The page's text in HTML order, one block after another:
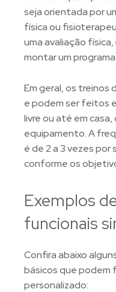
seja orientada por
física ou
uma avaliação
montar um
Em geral, os treinos
e podem ser feitos
livre ou até em
equipamento. A
é de 2 a 3 vezes por
conforme os
Exemplos
funcionais
Confira abaixo
básicos que podem
personalizado: